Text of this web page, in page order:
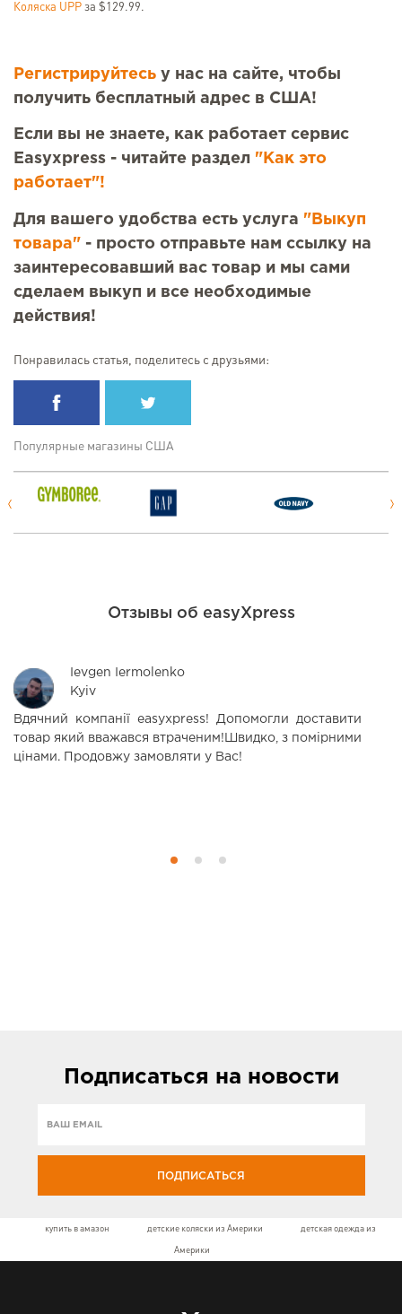
Коляска UPP за $129.99.
Регистрируйтесь у нас на сайте, чтобы
получить бесплатный адрес в США!
Если вы не знаете, как работает сервис
Easyxpress - читайте раздел "Как это
работает"!
Для вашего удобства есть услуга "Выкуп
товара" - просто отправьте нам ссылку на
заинтересовавший вас товар и мы сами
сделаем выкуп и все необходимые
действия!
Понравилась статья, поделитесь с друзьями:
Популярные магазины США
Отзывы об easyXpress
Ievgen Iermolenko
Kyiv
Вдячний компанії easyxpress! Допомогли доставити
товар який вважався втраченим!Швидко, з помірними
цінами. Продовжу замовляти у Вас!
Подписаться на новости
ПОДПИСАТЬСЯ
купить в амазон детские коляски из Америки детская одежда из
Америки